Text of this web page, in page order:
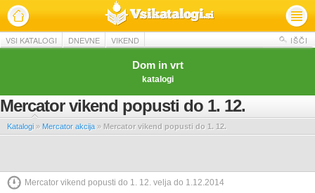
VSI KATALOGI DNEVNE VIKEND IŠČI
Dom in vrt
katalogi
Mercator vikend popusti do 1. 12.
Katalogi » Mercator akcija » Mercator vikend popusti do 1. 12.
Mercator vikend popusti do 1. 12. velja do 1.12.2014